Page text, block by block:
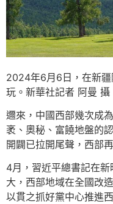
2024年6月6日，在新
玩。新華社記者 阿曼 攝
邇來，中國西部幾次成
袤、奧秘、富饒地盤的
開闢已拉開尾聲，西部
4月，習近平總書記在
大，西部地域在全國改
以貫之抓好黨中心推進